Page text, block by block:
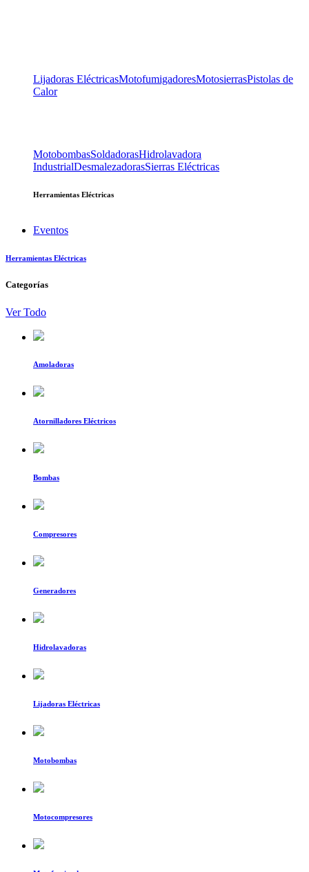
Lijadoras EléctricasMotofumigadoresMotosierrasPistolas de
Calor
MotobombasSoldadorasHidrolavadora
IndustrialDesmalezadorasSierras Eléctricas
Herramientas Eléctricas
Eventos
Herramientas Eléctricas
Categorías
Ver Todo
Amoladoras
Atornilladores Eléctricos
Bombas
Compresores
Generadores
Hidrolavadoras
Lijadoras Eléctricas
Motobombas
Motocompresores